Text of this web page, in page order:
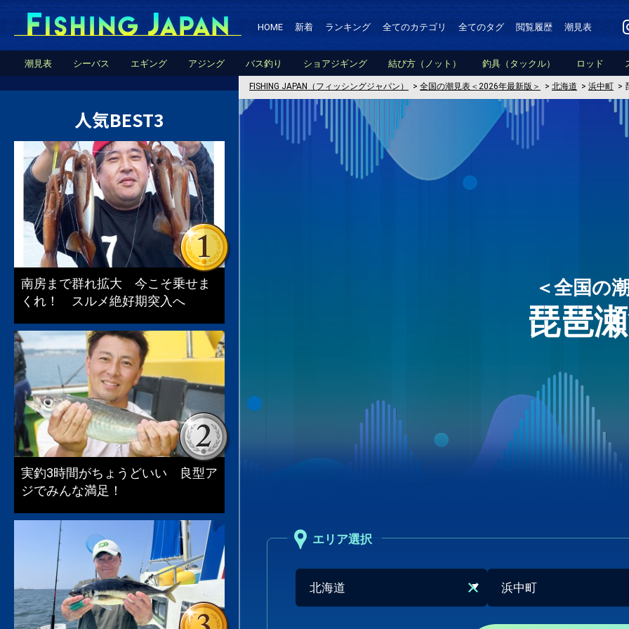
HOME 新着 ランキング 全てのカテゴリ 全てのタグ 閲覧履歴 潮見表
潮見表 シーバス エギング アジング バス釣り ショアジギング 結び方（ノット） 釣具（タックル） ロッド
FISHING JAPAN（フィッシングジャパン） > 全国の潮見表＜2026年最新版＞ > 北海道 > 浜中町 >
＜全国の
琵琶
エリア選択
人気BEST3
南房まで群れ拡大 今こそ乗せま
くれ！ スルメ絶好期突入へ
実釣3時間がちょうどいい 良型ア
ジでみんな満足！